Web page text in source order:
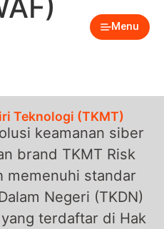
Menu
Teknologi (TKMT)
keamanan siber
brand TKMT Risk
memenuhi standar
Negeri (TKDN)
terdaftar di Hak